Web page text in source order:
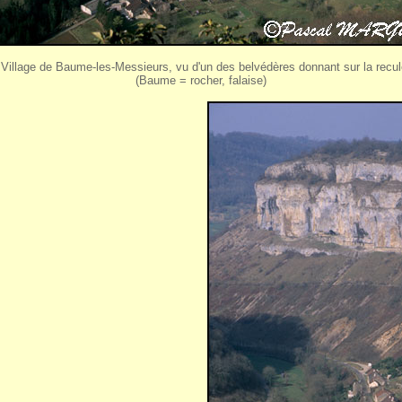
de Baume-les-Messieurs, vu d'un des belvédères donnant sur la
(Baume = rocher, falaise)